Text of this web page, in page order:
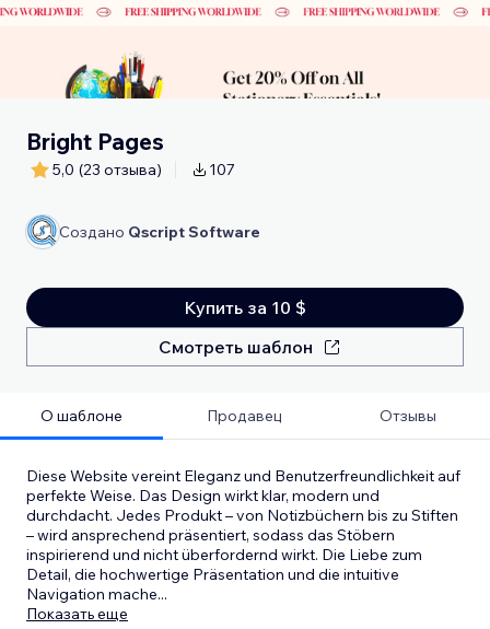
Bright Pages
5,0 (23 отзыва) 107
Создано Qscript Software
Купить за 10 $
Смотреть шаблон
О шаблоне Продавец Отзывы
Diese Website vereint Eleganz und Benutzerfreundlichkeit auf
perfekte Weise. Das Design wirkt klar, modern und
durchdacht. Jedes Produkt – von Notizbüchern bis zu Stiften
– wird ansprechend präsentiert, sodass das Stöbern
inspirierend und nicht überfordernd wirkt. Die Liebe zum
Detail, die hochwertige Präsentation und die intuitive
Navigation mache...
Показать еще